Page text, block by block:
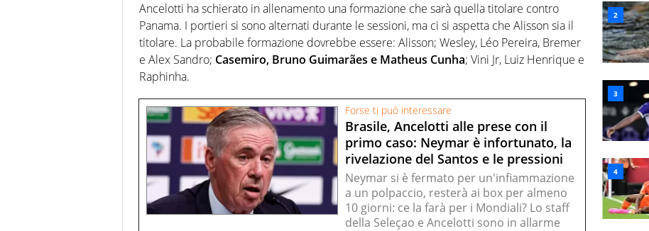
Ancelotti ha schierato in allenamento una formazione che sarà quella titolare contro
Panama. I portieri si sono alternati durante le sessioni, ma ci si aspetta che Alisson sia il
titolare. La probabile formazione dovrebbe essere: Alisson; Wesley, Léo Pereira, Bremer
e Alex Sandro; Casemiro, Bruno Guimarães e Matheus Cunha; Vini Jr, Luiz Henrique e
Raphinha.
Forse ti può interessare
Brasile, Ancelotti alle prese con il
primo caso: Neymar è infortunato, la
rivelazione del Santos e le pressioni
Neymar si è fermato per un'infiammazione
a un polpaccio, resterà ai box per almeno
10 giorni: ce la farà per i Mondiali? Lo staff
della Seleçao e Ancelotti sono in allarme